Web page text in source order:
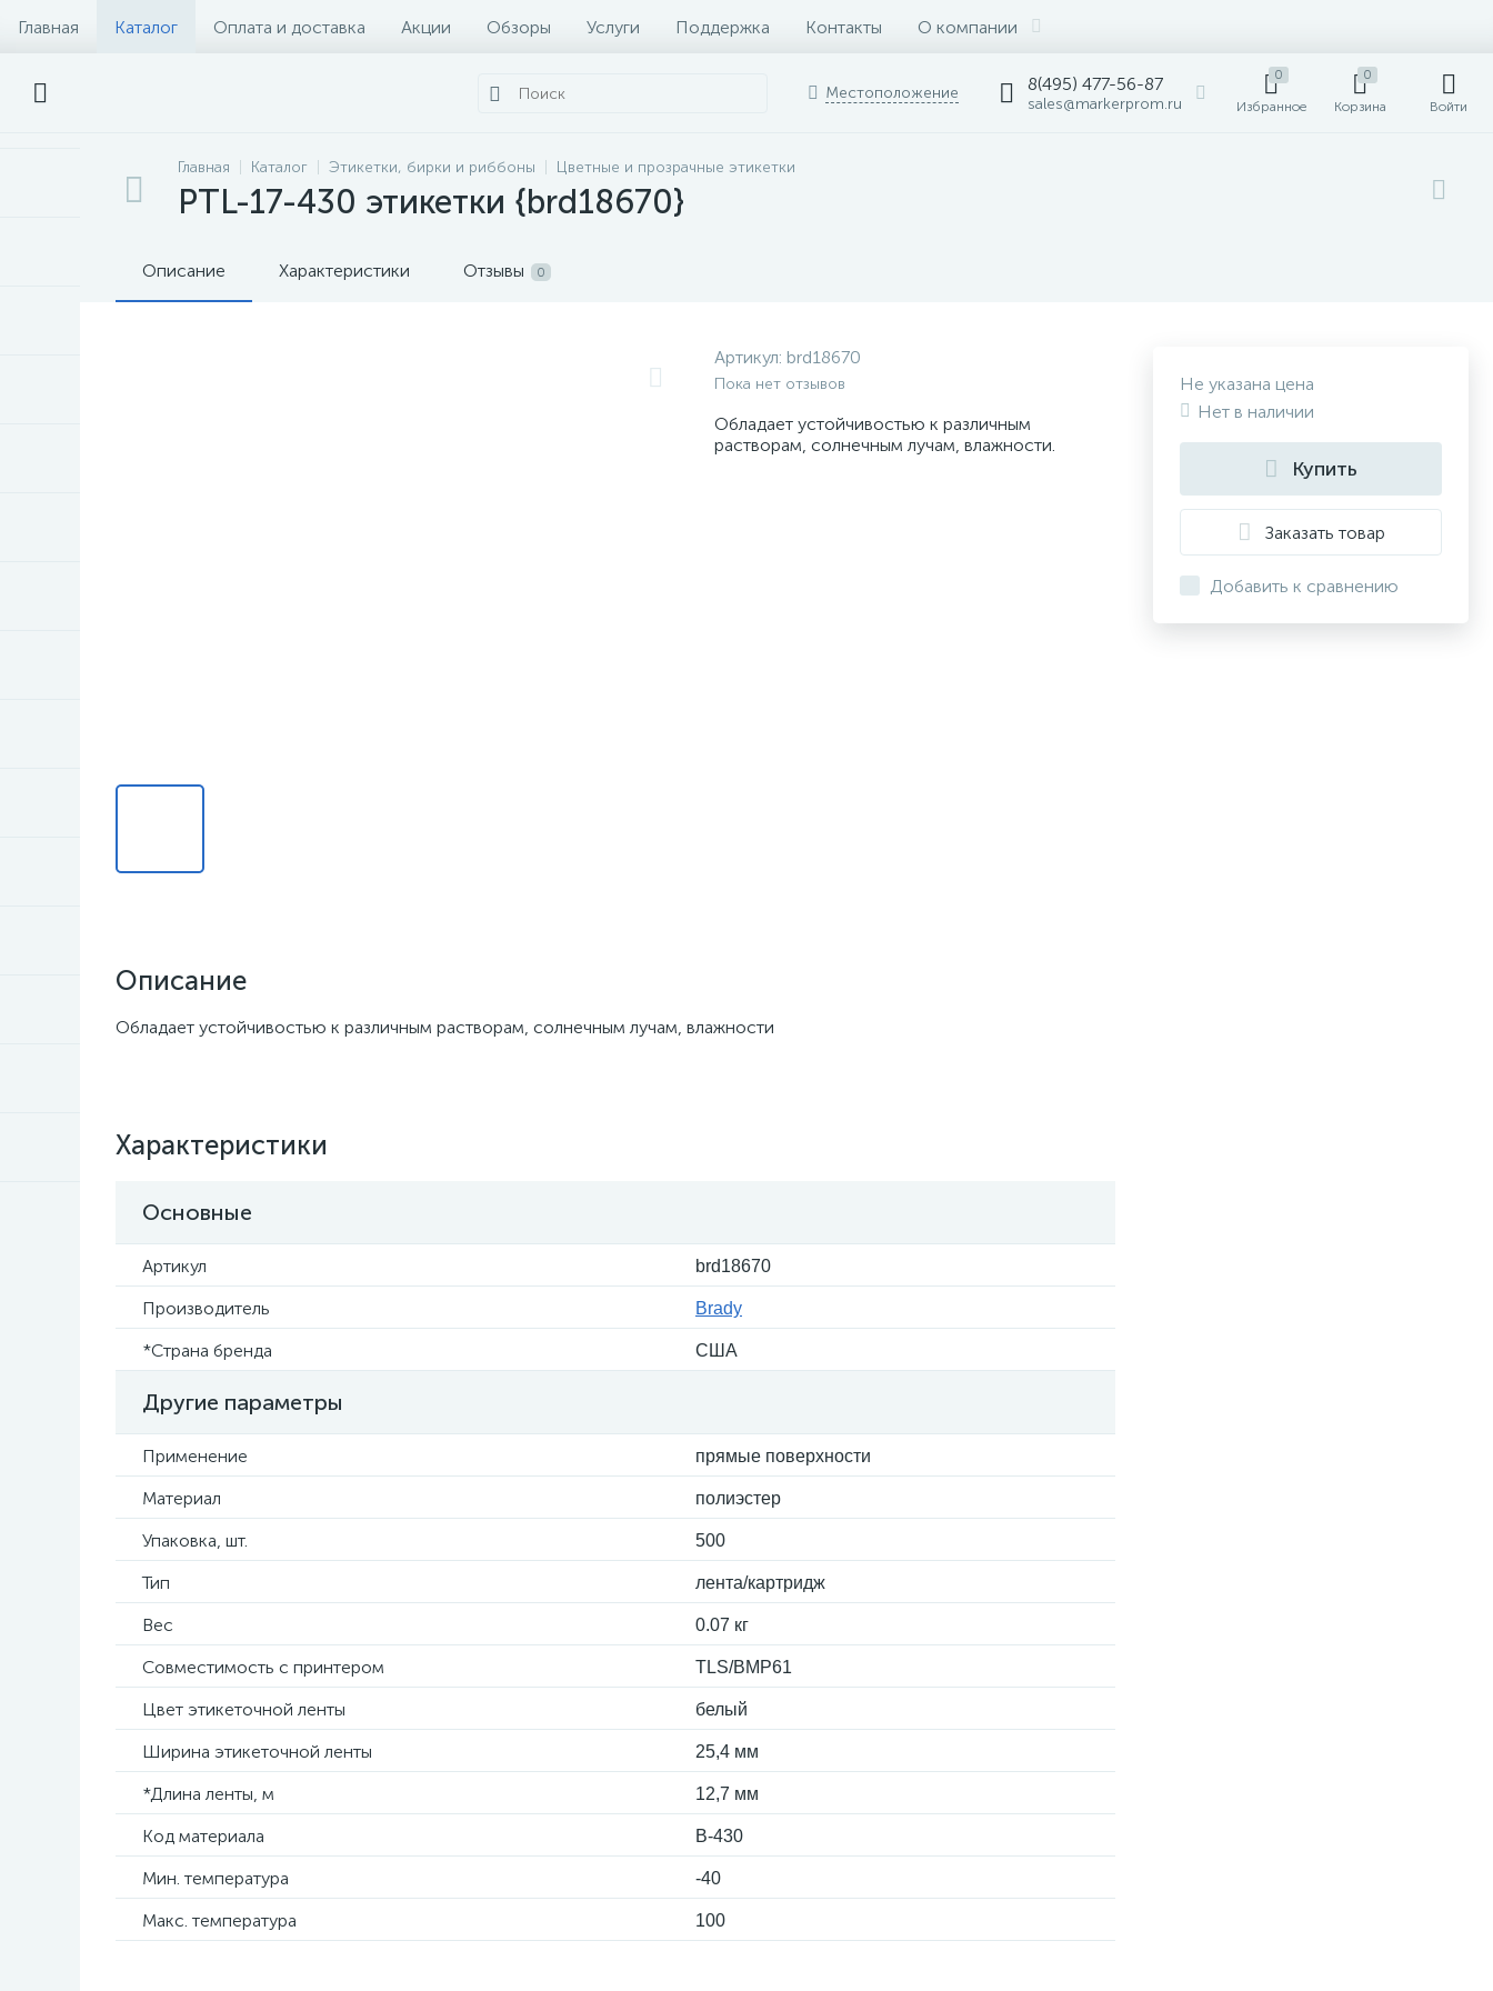
Главная Каталог Оплата и доставка Акции Обзоры Услуги Поддержка Контакты О компании
Местоположение 8(495) 477-56-87
sales@markerprom.ru
0
Избранное
0
Корзина Войти
Главная Каталог Этикетки, бирки и риббоны Цветные и прозрачные этикетки
PTL-17-430 этикетки {brd18670}
Описание Характеристики Отзывы 0
Артикул: brd18670
Пока нет отзывов
Обладает устойчивостью к различным
растворам, солнечным лучам, влажности.
Описание
Обладает устойчивостью к различным растворам, солнечным лучам, влажности
Характеристики
Основные
Артикул brd18670
Производитель Brady
*Страна бренда США
Другие параметры
Применение прямые поверхности
Материал полиэстер
Упаковка, шт. 500
Тип лента/картридж
Вес 0.07 кг
Совместимость с принтером TLS/BMP61
Цвет этикеточной ленты белый
Ширина этикеточной ленты 25,4 мм
*Длина ленты, м 12,7 мм
Код материала B-430
Мин. температура -40
Макс. температура 100
Не указана цена
Нет в наличии
Купить
Заказать товар
Добавить к сравнению